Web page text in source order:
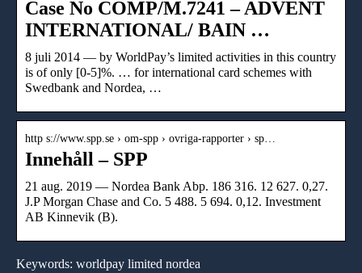
Case No COMP/M.7241 – ADVENT
INTERNATIONAL/ BAIN …
8 juli 2014 — by WorldPay’s limited activities in this country
is of only [0-5]%. … for international card schemes with
Swedbank and Nordea, …
http s://www.spp.se › om-spp › ovriga-rapporter › sp…
Innehåll – SPP
21 aug. 2019 — Nordea Bank Abp. 186 316. 12 627. 0,27.
J.P Morgan Chase and Co. 5 488. 5 694. 0,12. Investment
AB Kinnevik (B).
Keywords: worldpay limited nordea